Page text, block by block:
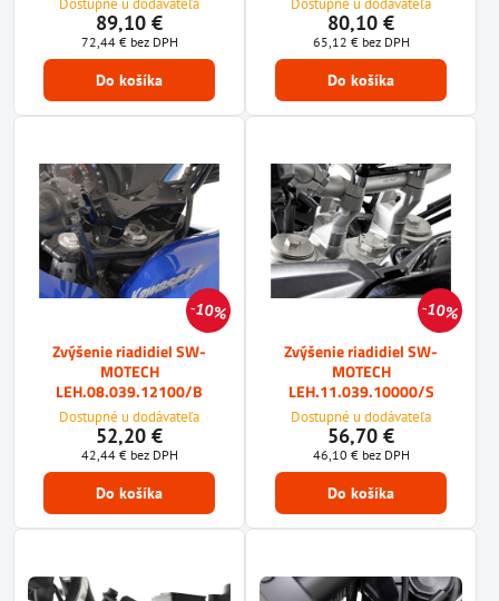
89,10 €
72,44 € bez DPH
Do košíka
80,10 €
65,12 € bez DPH
Do košíka
10%
Zvýšenie riadidiel SW-
MOTECH
LEH.08.039.12100/B
Dostupné u dodávateľa
52,20 €
42,44 € bez DPH
Do košíka
10%
Zvýšenie riadidiel SW-
MOTECH
LEH.11.039.10000/S
Dostupné u dodávateľa
56,70 €
46,10 € bez DPH
Do košíka